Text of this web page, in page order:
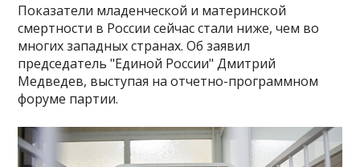
Показатели младенческой и материнской
смертности в России сейчас стали ниже, чем во
многих западных странах. Об заявил
председатель "Единой России" Дмитрий
Медведев, выступая на отчетно-программном
форуме партии.